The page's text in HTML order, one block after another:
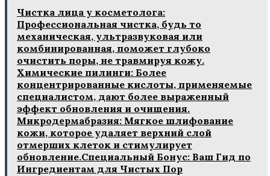
Чистка лица у косметолога:
Профессиональная чистка, будь то
механическая, ультразвуковая или
комбинированная, поможет глубоко
очистить поры, не травмируя кожу.
Химические пилинги: Более
концентрированные кислоты, применяемые
специалистом, дают более выраженный
эффект обновления и очищения.
Микродермабразия: Мягкое шлифование
кожи, которое удаляет верхний слой
отмерших клеток и стимулирует
обновление.Специальный Бонус: Ваш Гид по
Ингредиентам для Чистых Пор